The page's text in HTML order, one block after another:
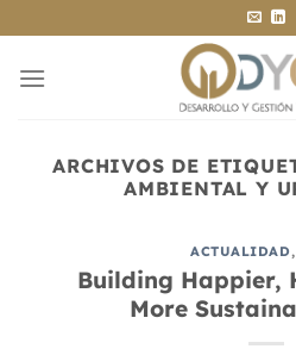
al
contenido
ARCHIVOS DE
AMBIENTAL Y
ACTUALIDAD,
Building Happier,
More